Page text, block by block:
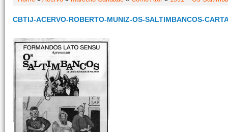
CBTIJ-ACERVO-ROBERTO-MUNIZ-OS-SALTIMBANCOS-